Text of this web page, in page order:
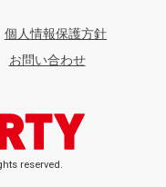
個人情報保護方針
お問い合わせ
reserved.